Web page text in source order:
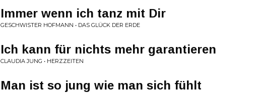
Immer wenn ich tanz mit Dir
GESCHWISTER HOFMANN • DAS GLÜCK DER ERDE
Ich kann für nichts mehr garantieren
CLAUDIA JUNG • HERZZEITEN
Man ist so jung wie man sich fühlt